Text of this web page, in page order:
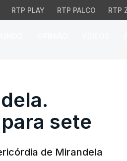
RTP PLAY RTP PALCO RTP
Número
sete
de Mirandela